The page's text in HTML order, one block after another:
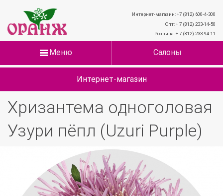
Интернет-магазин: +7 (812) 600-4-300
Опт: + 7 (812) 233-14-50
Розница: + 7 (812) 233-94-11
Меню Салоны
Интернет-магазин
Хризантема одноголовая
Узури пёпл (Uzuri Purple)